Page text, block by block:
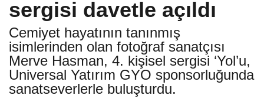
sergisi davetle açıldı
Cemiyet hayatının tanınmış
isimlerinden olan fotoğraf sanatçısı
Merve Hasman, 4. kişisel sergisi ‘Yol’u,
Universal Yatırım GYO sponsorluğunda
sanatseverlerle buluşturdu.